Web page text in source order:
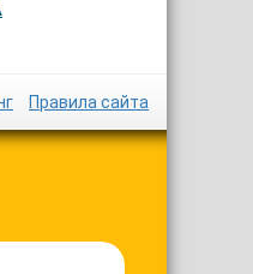
Правила сайта